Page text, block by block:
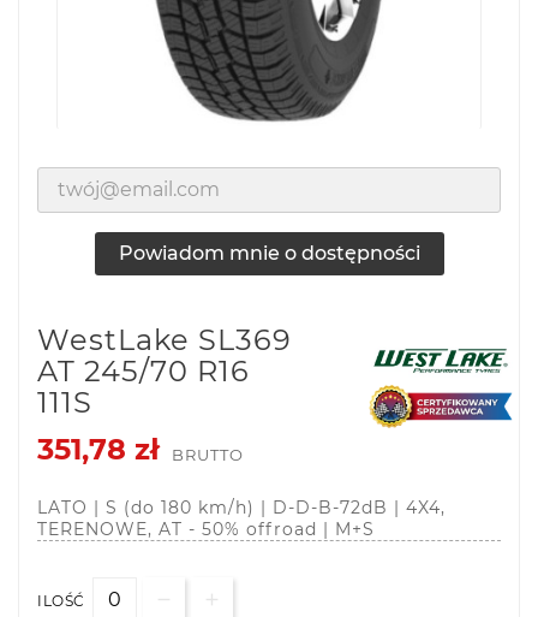
Powiadom mnie o dostępności
WestLake SL369
AT 245/70 R16
111S
351,78 zł
BRUTTO
LATO | S (do 180 km/h) | D-D-B-72dB | 4X4,
TERENOWE, AT - 50% offroad | M+S
ILOŚĆ